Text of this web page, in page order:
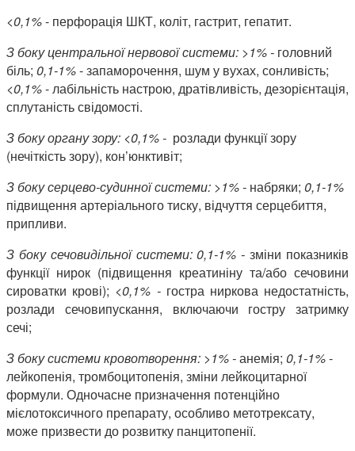
<0,1%- перфорація ШКТ, коліт, гастрит, гепатит.
З боку центральної нервової системи: >1% - головний
біль; 0,1-1%- запаморочення, шум у вухах, сонливість;
<0,1%- лабільність настрою, дратівливість, дезорієнтація,
сплутаність свідомості.
З боку органу зору: <0,1% - розлади функції зору
(нечіткість зору), кон’юнктивіт;
З боку серцево-судинної системи: >1% - набряки; 0,1-1%
підвищення артеріального тиску, відчуття серцебиття,
припливи.
З боку сечовидільної системи: 0,1-1% - зміни показників
функції нирок (підвищення креатиніну та/або сечовини
сироватки крові); <0,1% - гостра ниркова недостатність,
розлади сечовипускання, включаючи гостру затримку
сечі;
З боку системи кровотворення: >1% -анемія; 0,1-1%-
лейкопенія, тромбоцитопенія, зміни лейкоцитарної
формули. Одночасне призначення потенційно
мієлотоксичного препарату, особливо метотрексату,
може призвести до розвитку панцитопенії.